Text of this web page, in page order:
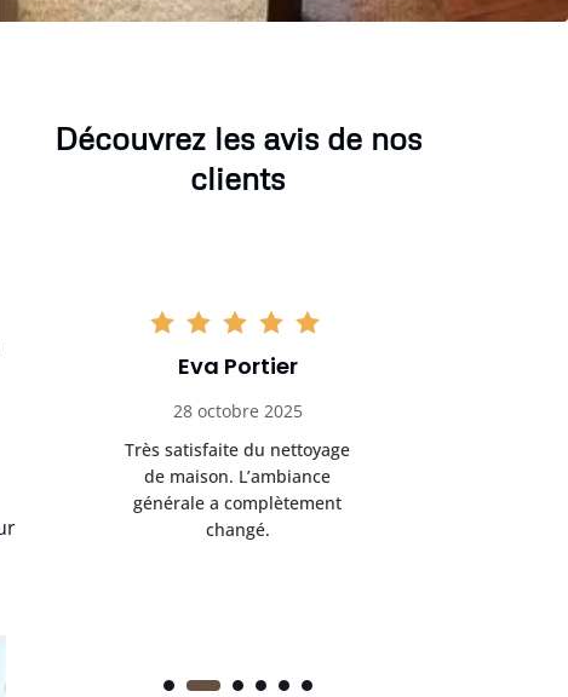
Découvrez les avis de nos
clients
Eva Portier
28 octobre 2025
Très satisfaite du nettoyage
de maison. L’ambiance
générale a complètement
changé.